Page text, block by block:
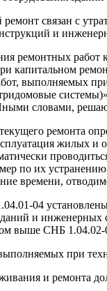
связан с
и
ремонтных
капитальном
выполняемых
словами,
ремонта
жилых и
по их
времени,
04
и
выше СНБ 1.04.02-
при
и ремонта